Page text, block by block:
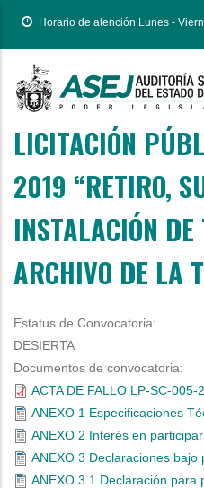
principal
Horario de atención Lunes -
LICITACIÓN
2019 “RETIRO,
INSTALACIÓN
ARCHIVO DE LA
Estatus de Convocatoria:
DESIERTA
Documentos de convocatoria:
ACTA DE FALLO LP-SC-005-
ANEXO 1 Especificaciones
ANEXO 2 Interés en
ANEXO 3 Declaraciones
ANEXO 3.1 Declaración para